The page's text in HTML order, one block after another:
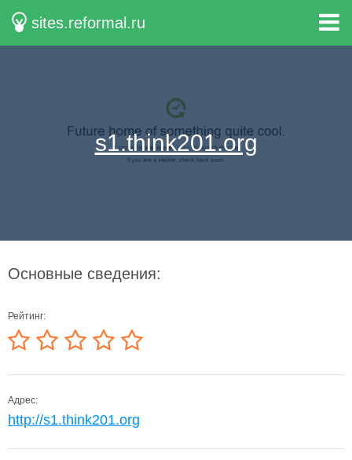
sites.reformal.ru
s1.think201.org
Основные сведения:
Рейтинг:
Адрес:
http://s1.think201.org